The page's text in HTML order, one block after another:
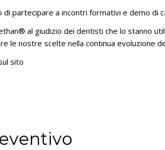
partecipare a incontri formativi e demo di
al giudizio dei dentisti che lo stanno
le nostre scelte nella continua evoluzione
sito